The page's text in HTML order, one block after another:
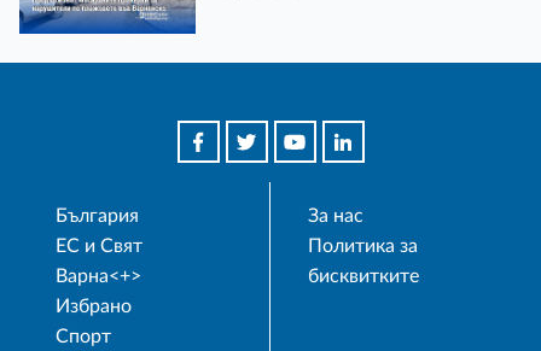
България
ЕС и Свят
Варна<+>
Избрано
Спорт
За нас
Политика за
бисквитките